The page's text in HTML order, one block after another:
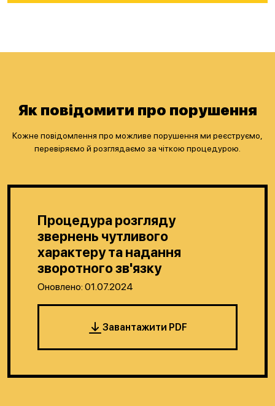
Як повідомити про порушення
Кожне повідомлення про можливе порушення ми реєструємо,
перевіряємо й розглядаємо за чіткою процедурою.
Процедура розгляду
звернень чутливого
характеру та надання
зворотного зв'язку
Оновлено: 01.07.2024
Завантажити PDF